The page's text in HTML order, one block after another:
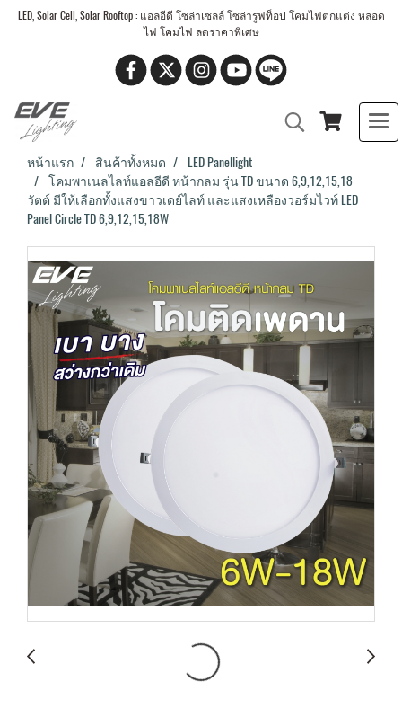
LED, Solar Cell, Solar Rooftop : แอลอีดี โซล่าเซลล์ โซล่ารูฟท็อป โคมไฟตกแต่ง หลอด
ไฟ โคมไฟ ลดราคาพิเศษ
หน้าแรก สินค้าทั้งหมด
LED Panellight
โคมพาเนลไลท์แอลอีดี หน้ากลม รุ่น TD ขนาด 6,9,12,15,18
วัตต์ มีให้เลือกทั้งแสงขาวเดย์ไลท์ และแสงเหลืองวอร์มไวท์ LED
Panel Circle TD 6,9,12,15,18W